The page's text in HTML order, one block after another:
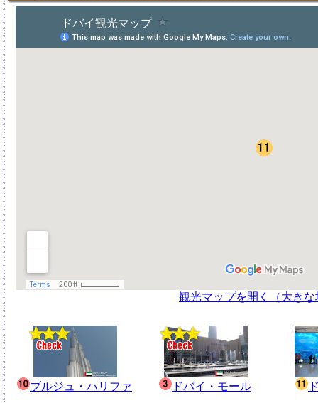
観光マップを開く（大きな
ブルジュ・ハリファ ドバイ・モール